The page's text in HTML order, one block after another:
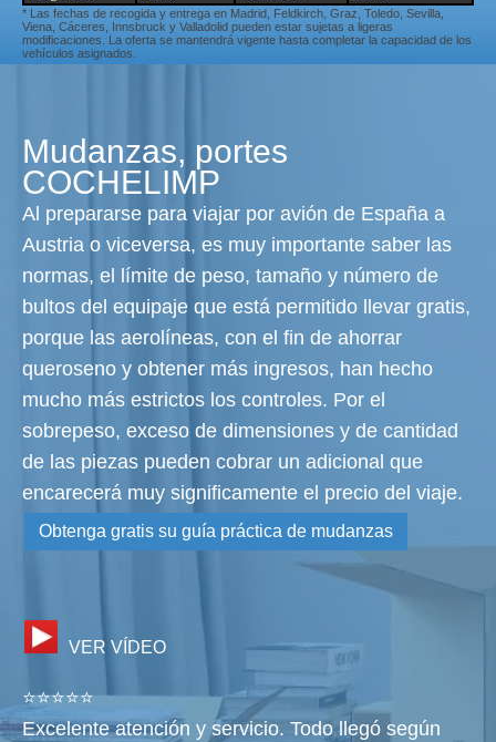
* Las fechas de recogida y entrega en Madrid, Feldkirch, Graz, Toledo, Sevilla,
Viena, Cáceres, Innsbruck y Valladolid pueden estar sujetas a ligeras
modificaciones. La oferta se mantendrá vigente hasta completar la capacidad de los
vehículos asignados.
Mudanzas, portes
COCHELIMP
Al prepararse para viajar por avión de España a
Austria o viceversa, es muy importante saber las
normas, el límite de peso, tamaño y número de
bultos del equipaje que está permitido llevar gratis,
porque las aerolíneas, con el fin de ahorrar
queroseno y obtener más ingresos, han hecho
mucho más estrictos los controles. Por el
sobrepeso, exceso de dimensiones y de cantidad
de las piezas pueden cobrar un adicional que
encarecerá muy significamente el precio del viaje.
Obtenga gratis su guía práctica de mudanzas
VER VÍDEO
⭐⭐⭐⭐⭐
Excelente atención y servicio. Todo llegó según